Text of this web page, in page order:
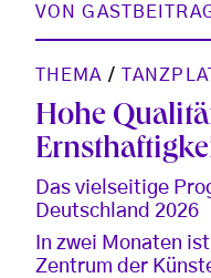
VON
THEMA /
Hohe
Das vielseitige
Deutschland 2026
In zwei Monaten
Zentrum der